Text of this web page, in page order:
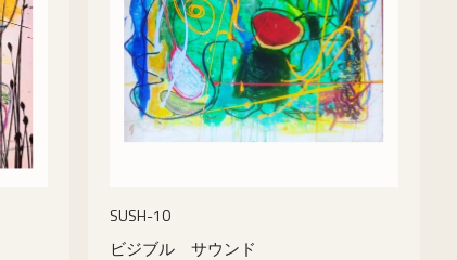
SUSH-10
ビジブル サウンド